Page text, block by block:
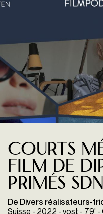
Courts
Film de
Primés
De Divers réalisateurs-
Suisse - 2022 - vost - 79' -